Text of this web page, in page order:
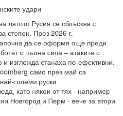
удари
лятото Русия се сблъсква с
степен. През 2026 г.
да се оформя още преди
с пълна сила – атаките с
изглежда станаха по-ефективни.
само през май са
големи руски
като някои от тях - например
Новгород и Перм - вече за втори